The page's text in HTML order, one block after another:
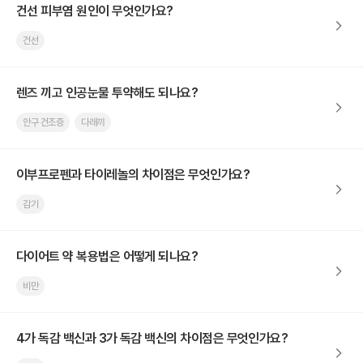
건선 피부염 원인이 무엇인가요?
건선
렌즈 끼고 인공눈물 투약해도 되나요?
안구 건조증 다래끼
이부프로펜과 타이레놀의 차이점은 무엇인가요?
감기
다이어트 약 복용법은 어떻게 되나요?
비만
4가 독감 백신과 3가 독감 백신의 차이점은 무엇인가요?